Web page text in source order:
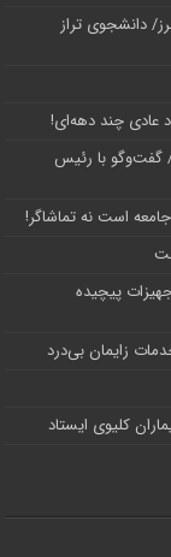
دانشجوی تراز
عادی چند‌ دهه‌ای!
گفت‌وگو با رئیس
است نه تماشاگر!
پیچیده
کلیوی ایستاد